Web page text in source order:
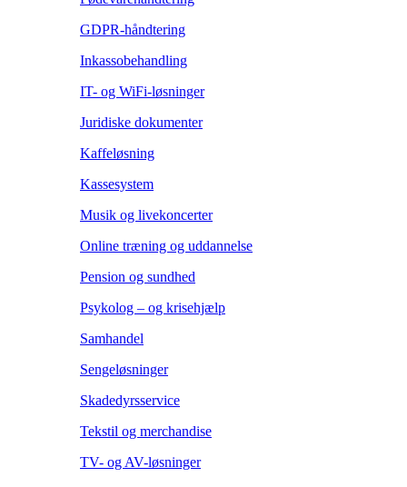
GDPR-håndtering
Inkassobehandling
IT- og WiFi-løsninger
Juridiske dokumenter
Kaffeløsning
Kassesystem
Musik og livekoncerter
Online træning og uddannelse
Pension og sundhed
Psykolog – og krisehjælp
Samhandel
Sengeløsninger
Skadedyrsservice
Tekstil og merchandise
TV- og AV-løsninger